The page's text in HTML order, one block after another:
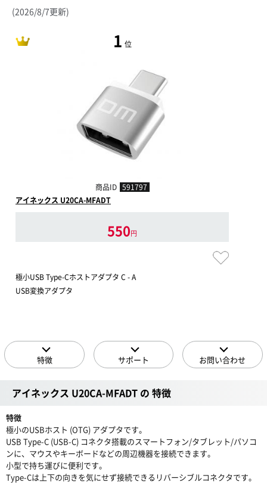
(2026/8/7更新)
1 位
商品ID 591797
アイネックス U20CA-MFADT
550円
極小USB Type-Cホストアダプタ C - A
USB変換アダプタ
特徴 サポート お問い合わせ
アイネックス U20CA-MFADT の 特徴
特徴
極小のUSBホスト (OTG) アダプタです。
USB Type-C (USB-C) コネクタ搭載のスマートフォン/タブレット/パソコ
ンに、マウスやキーボードなどの周辺機器を接続できます。
小型で持ち運びに便利です。
Type-Cは上下の向きを気にせず接続できるリバーシブルコネクタです。